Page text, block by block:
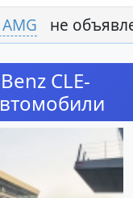
не
CLE-